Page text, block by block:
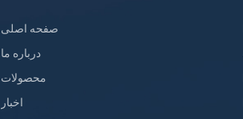
صفحه اصلی
درباره ما
محصولات
اخبار